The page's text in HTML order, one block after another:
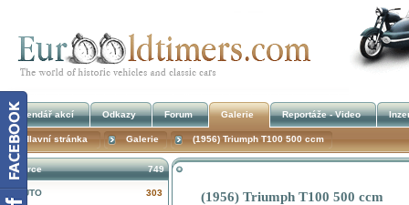
(1956) Triumph T100 500 ccm
749
Inzerce
303
AUTO
Kalendář akcí Odkazy Forum Galerie Reportáže - Video
Hlavní stránka Galerie (1956) Triumph T100 500 ccm